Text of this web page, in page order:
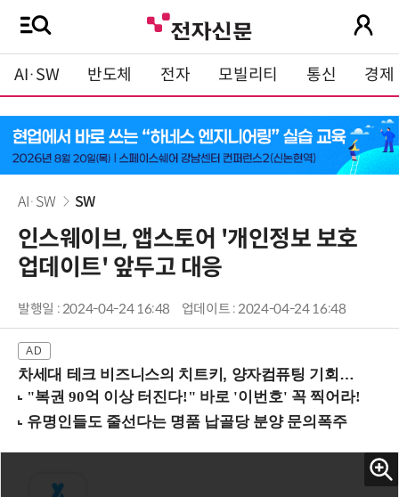
AI·SW 반도체 전자 모빌리티 통신 경제
AI·SW SW
인스웨이브, 앱스토어 '개인정보 보호
업데이트' 앞두고 대응
발행일 : 2024-04-24 16:48 업데이트 : 2024-04-24 16:48
차세대 테크 비즈니스의 치트키, 양자컴퓨팅 기회를 선점하라! (8/28 강남역)